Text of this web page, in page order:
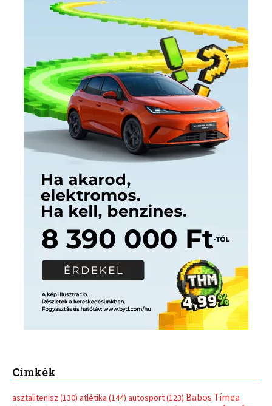
Címkék
asztalitenisz (130) atlétika (144) autosport(123) Babos Tímea